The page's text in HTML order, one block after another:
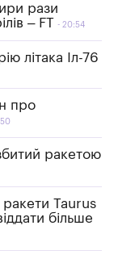
рази
– FT
20:54
літака Іл-76
про
ракетою
ракети Taurus
більше